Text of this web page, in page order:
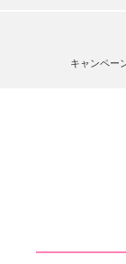
キャンペー